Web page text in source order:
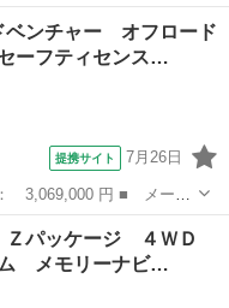
レード名： アドベン
正メモリーナビ／フルセ
ベンチャー オフロード
ーフティセンス…
提携サイト 7月26日
レード名： アドベン
フティセンス 純正９イ
Ｚパッケージ ４ＷＤ
ム メモリーナビ…